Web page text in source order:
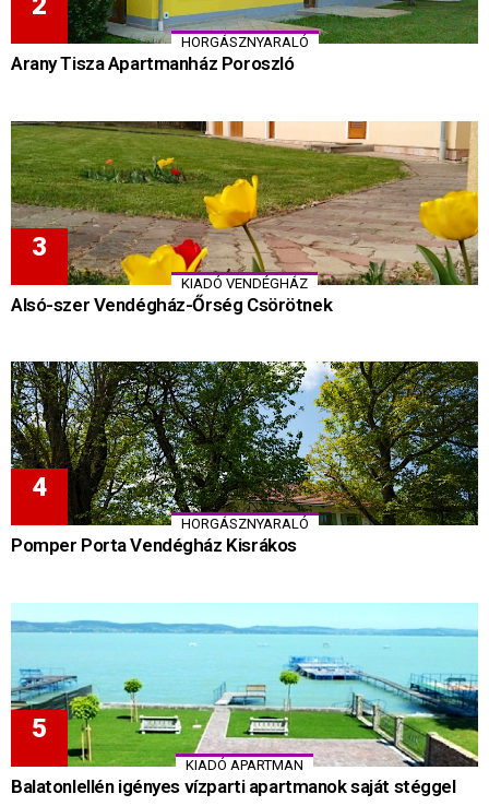
HORGÁSZNYARALÓ
Arany Tisza Apartmanház Poroszló
KIADÓ VENDÉGHÁZ
Alsó-szer Vendégház-Őrség Csörötnek
HORGÁSZNYARALÓ
Pomper Porta Vendégház Kisrákos
KIADÓ APARTMAN
Balatonlellén igényes vízparti apartmanok saját stéggel